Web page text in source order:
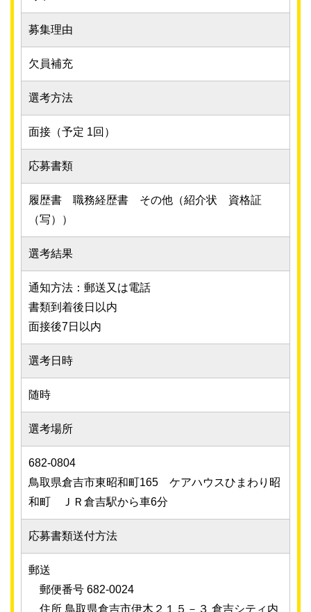
募集理由
欠員補充
選考方法
面接（予定 1回）
応募書類
履歴書 職務経歴書 その他（紹介状 資格証
（写））
選考結果
通知方法：郵送又は電話
書類到着後日以内
面接後7日以内
選考日時
随時
選考場所
682-0804
鳥取県倉吉市東昭和町165 ケアハウスひまわり昭
和町 ＪＲ倉吉駅から車6分
応募書類送付方法
郵送
郵便番号 682-0024
住所 鳥取県倉吉市伊木２１５－３ 倉吉シティ内